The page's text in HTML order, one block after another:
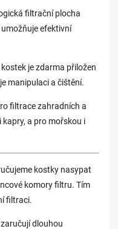
filtrační plocha
efektivní
kostek je zdarma přiložen
manipulaci a čištění.
filtrace zahradních a
kapry, a pro mořskou i
kostky nasypat
komory filtru. Tím
filtraci.
dlouhou